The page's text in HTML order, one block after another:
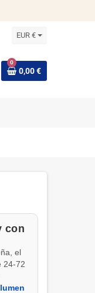
EUR €
0
0,00 €
con
el
24-72